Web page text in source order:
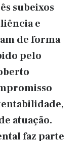
subeixos
e
de forma
pelo
atuação.
faz parte